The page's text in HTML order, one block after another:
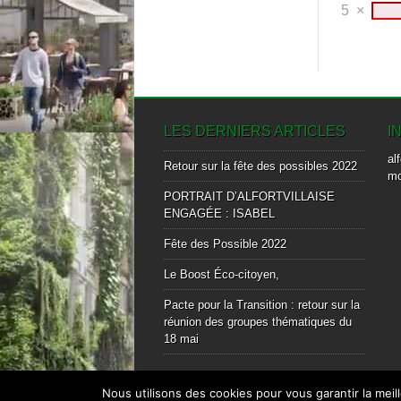
5 ×
LES DERNIERS ARTICLES
Retour sur la fête des possibles 2022
PORTRAIT D’ALFORTVILLAISE
ENGAGÉE : ISABEL
Fête des Possible 2022
Le Boost Éco-citoyen,
Pacte pour la Transition : retour sur la
réunion des groupes thématiques du
18 mai
Nous utilisons des cookies pour vous garantir la